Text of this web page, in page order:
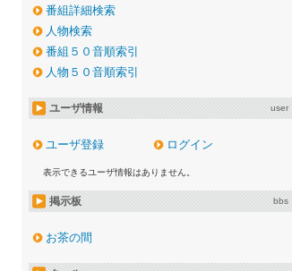
番組詳細検索
人物検索
番組５０音順索引
人物５０音順索引
ユーザ情報 user
ユーザ登録 ログイン
表示できるユーザ情報はありません。
掲示板 bbs
お茶の間